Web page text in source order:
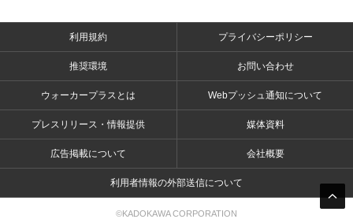
利用規約 プライバシーポリシー
推奨環境 お問い合わせ
ウォーカープラスとは Webプッシュ通知について
プレスリリース・情報提供 媒体資料
広告掲載について 会社概要
利用者情報の外部送信について
©KADOKAWA CORPORATION